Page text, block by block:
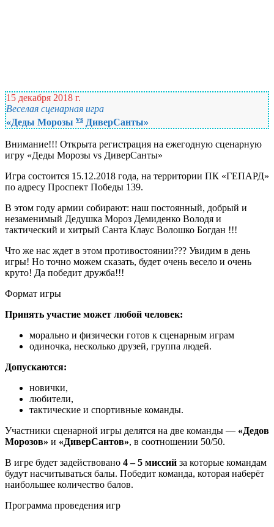
15 декабря 2018 г.
Веселая сценарная игра
«Деды Морозы vs ДиверСанты»
Внимание!!! Открыта регистрация на ежегодную сценарную
игру «Деды Морозы vs ДиверСанты»
Игра состоится 15.12.2018 года, на территории ПК «ГЕПАРД»
по адресу Проспект Победы 139.
В этом году армии собирают: наш постоянный, добрый и
незаменимый Дедушка Мороз Демиденко Володя и
тактический и хитрый Санта Клаус Волошко Богдан !!!
Что же нас ждет в этом противостоянии??? Увидим в день
игры! Но точно можем сказать, будет очень весело и очень
круто! Да победит дружба!!!
Формат игры
Принять участие может любой человек:
морально и физически готов к сценарным играм
одиночка, несколько друзей, группа людей.
Допускаются:
новички,
любители,
тактические и спортивные команды.
Участники сценарной игры делятся на две команды — «Дедов
Морозов» и «ДиверСантов», в соотношении 50/50.
В игре будет задействовано 4 – 5 миссий за которые командам
будут насчитываться балы. Победит команда, которая наберёт
наибольшее количество балов.
Программа проведения игр